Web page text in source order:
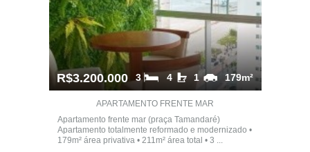
R$3.200.000 179m²
1
4
3
APARTAMENTO FRENTE MAR
Apartamento frente mar (praça Tamandaré)
Apartamento totalmente reformado e modernizado •
179m² área privativa • 211m² área total • 3 ...